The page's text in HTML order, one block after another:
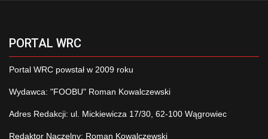
PORTAL WRC
Portal WRC powstał w 2009 roku
Wydawca: "FOOBU" Roman Kowalczewski
Adres Redakcji: ul. Mickiewicza 17/30, 62-100 Wągrowiec
Redaktor Naczelny: Roman Kowalczewski